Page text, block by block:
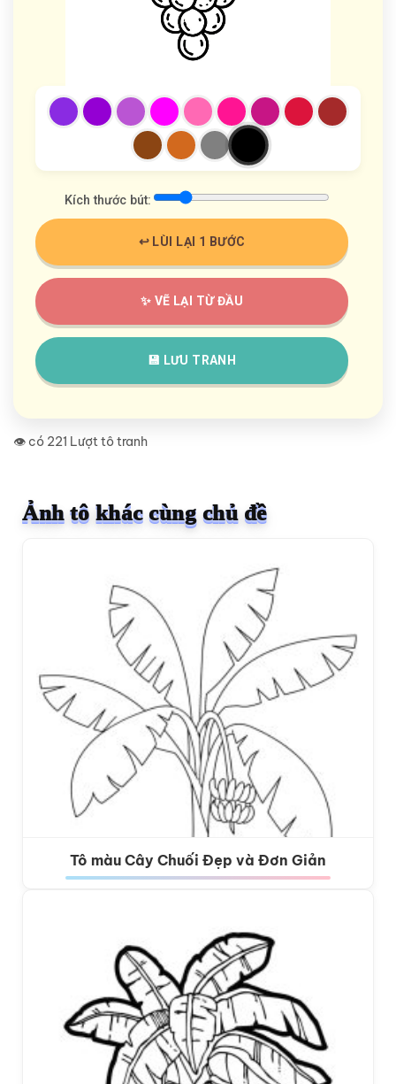
Kích thước bút:
↩️ LÙI LẠI 1 BƯỚC
✨ VẼ LẠI TỪ ĐẦU
💾 LƯU TRANH
👁️ có 221 Lượt tô tranh
Ảnh tô khác cùng chủ đề
Tô màu Cây Chuối Đẹp và Đơn Giản